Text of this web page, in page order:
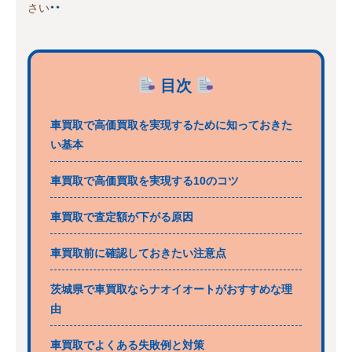
さい
目次
車買取で高価買取を実現するために知っておきた
い基本
車買取で高価買取を実現する10のコツ
車買取で査定額が下がる原因
車買取前に確認しておきたい注意点
茨城県で車買取ならナオイオートがおすすめな理
由
車買取でよくある失敗例と対策